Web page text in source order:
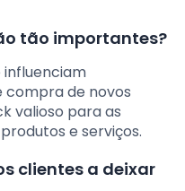
tão importantes?
influenciam
compra de novos
valioso para as
e serviços.
clientes a deixar